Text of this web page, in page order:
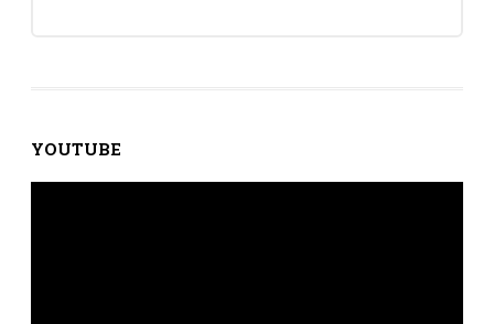
YOUTUBE